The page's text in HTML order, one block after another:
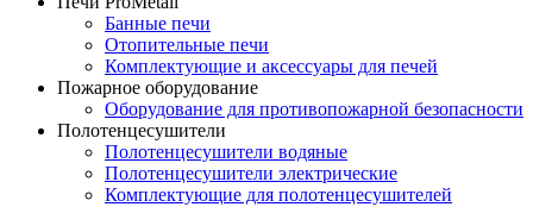
Банные печи
Отопительные печи
Комплектующие и аксессуары для печей
Пожарное оборудование
Оборудование для противопожарной безопасности
Полотенцесушители
Полотенцесушители водяные
Полотенцесушители электрические
Комплектующие для полотенцесушителей